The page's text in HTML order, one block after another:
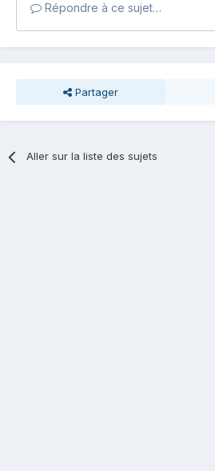
Répondre à ce sujet…
Partager
Aller sur la liste des sujets